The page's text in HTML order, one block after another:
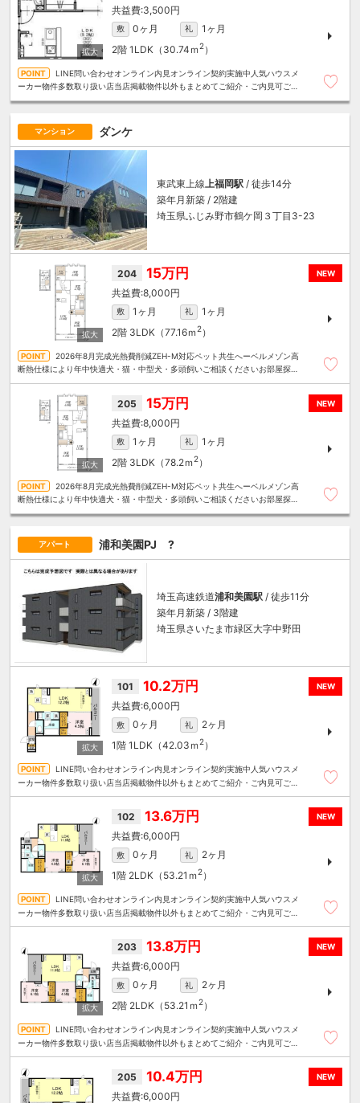
3,500円
敷 0ヶ月 礼
1ヶ月
2階 1LDK（30.74ｍ 2）
LINE問い合わせオンライン内見オンライン契約実施中人気ハウスメ
ーカー物件多数取り扱い店当店掲載物件以外もまとめてご紹介・ご内見可ご予
マンション ダンケ
東武東上線 上福岡駅 / 徒歩14分
築年月新築 / 2階建
埼玉県ふじみ野市鶴ケ岡３丁目3-23
NEW
204 15万円
8,000円
敷 1ヶ月 礼
1ヶ月
2階 3LDK（77.16ｍ 2）
2026年8月完成光熱費削減ZEH-M対応ペット共生へーベルメゾン高
断熱仕様により年中快適犬・猫・中型犬・多頭飼いご相談くださいお部屋探し
NEW
205 15万円
8,000円
敷 1ヶ月 礼
1ヶ月
2階 3LDK（78.2ｍ 2）
2026年8月完成光熱費削減ZEH-M対応ペット共生へーベルメゾン高
断熱仕様により年中快適犬・猫・中型犬・多頭飼いご相談くださいお部屋探し
アパート 浦和美園PJ ?
埼玉高速鉄道浦和美園駅 / 徒歩11分
築年月新築 / 3階建
埼玉県さいたま市緑区大字中野田
NEW
101 10.2万円
6,000円
敷 0ヶ月 礼
2ヶ月
1階 1LDK（42.03ｍ 2）
LINE問い合わせオンライン内見オンライン契約実施中人気ハウスメ
ーカー物件多数取り扱い店当店掲載物件以外もまとめてご紹介・ご内見可ご予
NEW
102 13.6万円
6,000円
敷 0ヶ月 礼
2ヶ月
1階 2LDK（53.21ｍ 2）
LINE問い合わせオンライン内見オンライン契約実施中人気ハウスメ
ーカー物件多数取り扱い店当店掲載物件以外もまとめてご紹介・ご内見可ご予
NEW
203 13.8万円
6,000円
敷 0ヶ月 礼
2ヶ月
2階 2LDK（53.21ｍ 2）
LINE問い合わせオンライン内見オンライン契約実施中人気ハウスメ
ーカー物件多数取り扱い店当店掲載物件以外もまとめてご紹介・ご内見可ご予
NEW
205 10.4万円
6,000円